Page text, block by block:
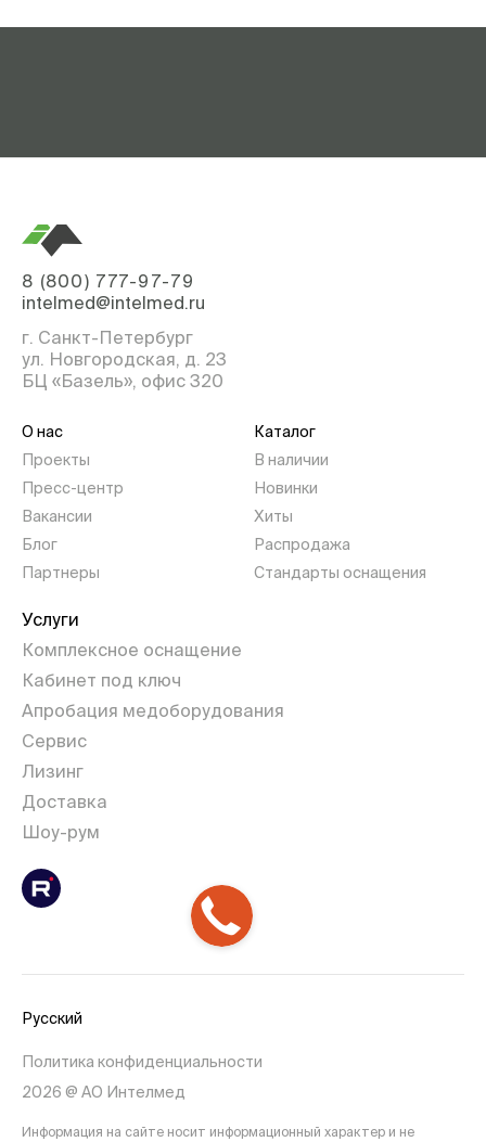
8 (800) 777-97-79
intelmed@intelmed.ru
г. Санкт-Петербург
ул. Новгородская, д. 23
БЦ «Базель», офис 320
О нас
Проекты
Пресс-центр
Вакансии
Блог
Партнеры
Каталог
В наличии
Новинки
Хиты
Распродажа
Стандарты оснащения
Услуги
Комплексное оснащение
Кабинет под ключ
Апробация медоборудования
Сервис
Лизинг
Доставка
Шоу-рум
Русский
Политика конфиденциальности
2026 @ АО Интелмед
Информация на сайте носит информационный характер и не